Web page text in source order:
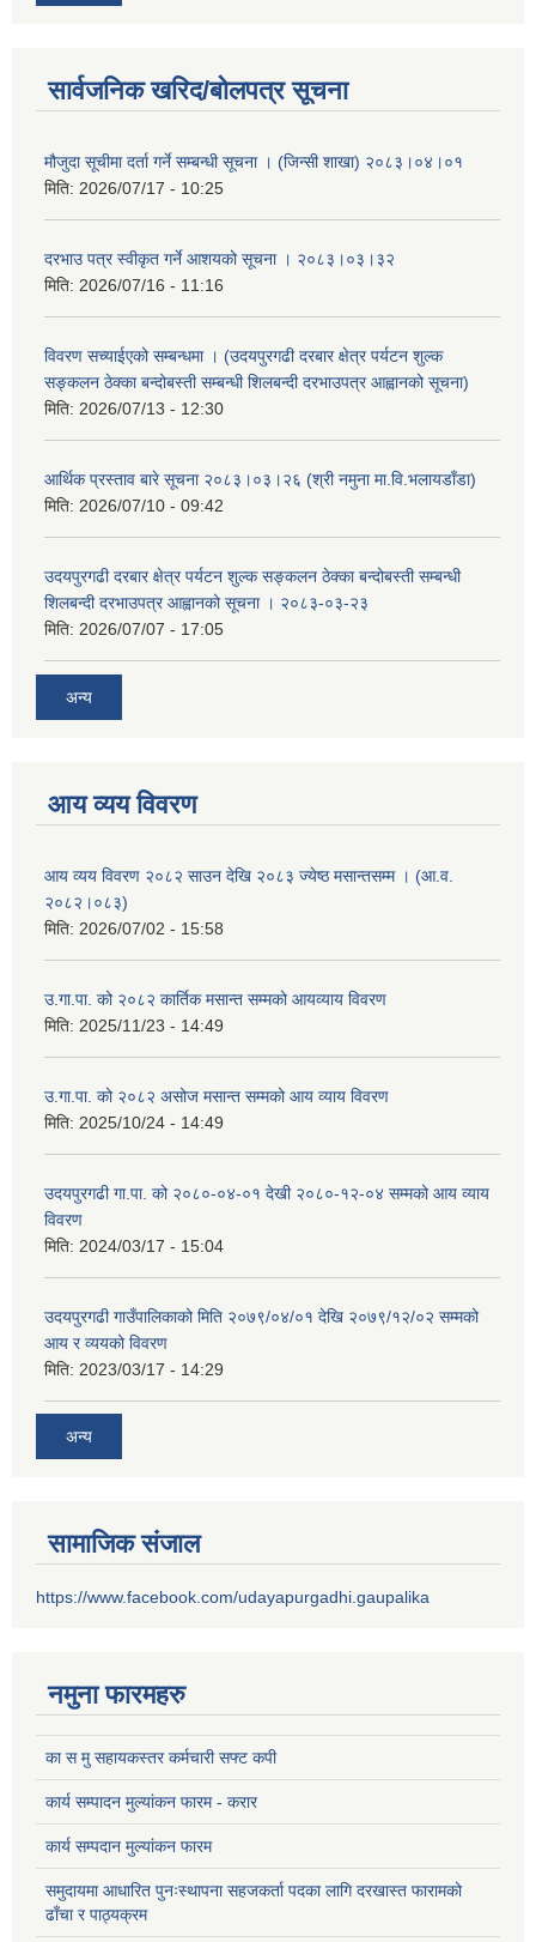
सार्वजनिक खरिद/बोलपत्र सूचना
मौजुदा सूचीमा दर्ता गर्ने सम्बन्धी सूचना । (जिन्सी शाखा) २०८३।०४।०१
मिति: 2026/07/17 - 10:25
दरभाउ पत्र स्वीकृत गर्ने आशयको सूचना । २०८३।०३।३२
मिति: 2026/07/16 - 11:16
विवरण सच्याईएको सम्बन्धमा । (उदयपुरगढी दरबार क्षेत्र पर्यटन शुल्क
सङ्कलन ठेक्का बन्दोबस्ती सम्बन्धी शिलबन्दी दरभाउपत्र आह्वानको सूचना)
मिति: 2026/07/13 - 12:30
आर्थिक प्रस्ताव बारे सूचना २०८३।०३।२६ (श्री नमुना मा.वि.भलायडाँडा)
मिति: 2026/07/10 - 09:42
उदयपुरगढी दरबार क्षेत्र पर्यटन शुल्क सङ्कलन ठेक्का बन्दोबस्ती सम्बन्धी
शिलबन्दी दरभाउपत्र आह्वानको सूचना । २०८३-०३-२३
मिति: 2026/07/07 - 17:05
अन्य
आय व्यय विवरण
आय व्यय विवरण २०८२ साउन देखि २०८३ ज्येष्ठ मसान्तसम्म । (आ.व.
२०८२।०८३)
मिति: 2026/07/02 - 15:58
उ.गा.पा. को २०८२ कार्तिक मसान्त सम्मको आयव्याय विवरण
मिति: 2025/11/23 - 14:49
उ.गा.पा. को २०८२ असोज मसान्त सम्मको आय व्याय विवरण
मिति: 2025/10/24 - 14:49
उदयपुरगढी गा.पा. को २०८०-०४-०१ देखी २०८०-१२-०४ सम्मको आय व्याय
विवरण
मिति: 2024/03/17 - 15:04
उदयपुरगढी गाउँपालिकाको मिति २०७९/०४/०१ देखि २०७९/१२/०२ सम्मको
आय र व्ययको विवरण
मिति: 2023/03/17 - 14:29
अन्य
सामाजिक संजाल
https://www.facebook.com/udayapurgadhi.gaupalika
नमुना फारमहरु
का स मु सहायकस्तर कर्मचारी सफ्ट कपी
कार्य सम्पादन मुल्यांकन फारम - करार
कार्य सम्पदान मुल्यांकन फारम
समुदायमा आधारित पुनःस्थापना सहजकर्ता पदका लागि दरखास्त फारामको
ढाँचा र पाठ्यक्रम